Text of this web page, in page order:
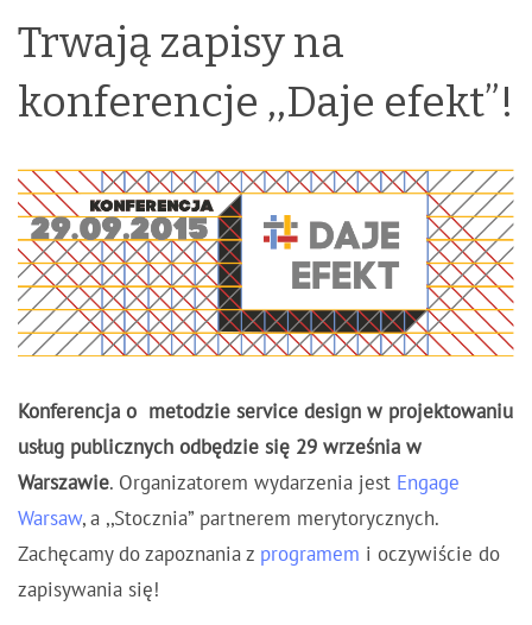
Trwają zapisy na
konferencje ,,Daje efekt”!
Konferencja o metodzie service design w projektowaniu
usług publicznych odbędzie się 29 września w
Warszawie. Organizatorem wydarzenia jest Engage
Warsaw, a ,,Stocznia” partnerem merytorycznych.
Zachęcamy do zapoznania z programem i oczywiście do
zapisywania się!